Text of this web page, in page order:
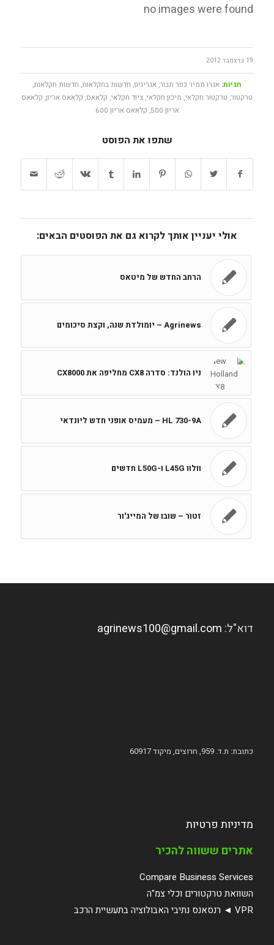
no images were found
19 בדצמבר 2012
תגיות: אגרו תמיר כפר תבור,אגריניוז, חדשות בחקלאות, חדשות חקלאות,
טרקטור, טרקטור חקלאי, מיכון חקלאי,ציוד חקלאי, קלאאס, קלאאס אריון, קלאאס
אריון 500
, קלאאס אריון 600
שתפו את הפוסט
אולי יעניין אותך לקרוא גם את הפוסטים הבאים:
הרחב החדש של מיטאס
Agrinews – יומולדת שנה, וקצת סיכומים
ניו הולנד: סדרה CX8 מחליפה את CX8000
HL 730-9A – מעמיס אופני חדש ליונדאי
וולוו L45G ו-L50G חדשים
זטור – שובו של המייג'ור
דוא"ל: agrinews100@gmail.com
כתובת: ת.ד. 959, חרוצים, מיקוד 60917
מדיניות פרטיות
אתרים ששווה להכיר
Compare Business Services
השוואת טרקטורים וכלי צמ"ה
VPR ◄ רנסאנס נתיבי האבולוציה בתעשיית הרכב